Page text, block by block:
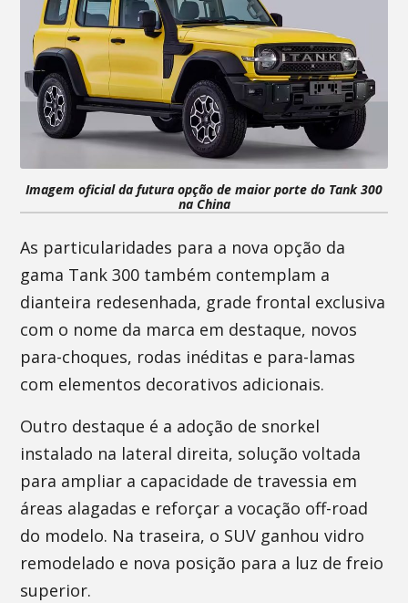
Imagem oficial da futura opção de maior porte do Tank 300
na China
As particularidades para a nova opção da
gama Tank 300 também contemplam a
dianteira redesenhada, grade frontal exclusiva
com o nome da marca em destaque, novos
para-choques, rodas inéditas e para-lamas
com elementos decorativos adicionais.
Outro destaque é a adoção de snorkel
instalado na lateral direita, solução voltada
para ampliar a capacidade de travessia em
áreas alagadas e reforçar a vocação off-road
do modelo. Na traseira, o SUV ganhou vidro
remodelado e nova posição para a luz de freio
superior.